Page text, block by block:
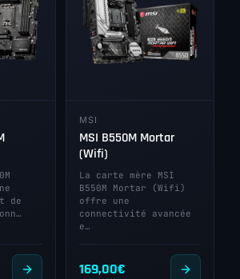
de
MSI
MSI B550M Mortar
(Wifi)
La carte mère MSI
B550M Mortar (Wifi)
offre une
connectivité avancée
e…
169,00€